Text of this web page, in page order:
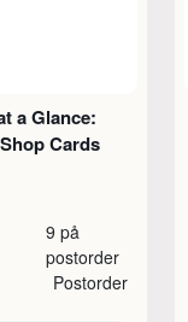
a Glance:
Cards
9 på
postorder
Postorder